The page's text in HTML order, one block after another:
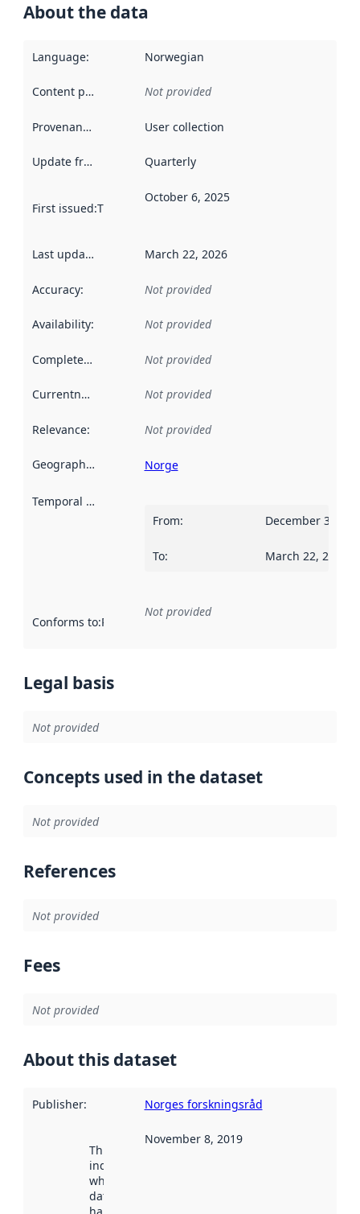
About the data
Language: Norwegian
Content providers Not provided
Provenance User collection
Update frequency Quarterly
First issued:This date indicates when the data in this
October 6, 2025
Last updated March 22, 2026
Accuracy: Not provided
Availability: Not provided
Completeness Not provided
Currentness Not provided
Relevance: Not provided
Geographical scope Norge
Temporal scope
From: December 31,
To: March 22, 2026
Conforms to:Reference to an implementation rule or other
Not provided
Legal basis
Not provided
Concepts used in the dataset
Not provided
References
Not provided
Fees
Not provided
About this dataset
Publisher: Norges forskningsråd
This date
indicates
when the
dataset was
November 8, 2019